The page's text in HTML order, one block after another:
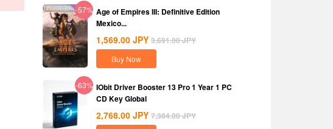
-57% Age of Empires III: Definitive Edition
Mexico...
1,569.00 JPY 3,691.00JPY
Buy Now
-63% IObit Driver Booster 13 Pro 1 Year 1 PC
CD Key Global
2,768.00 JPY 7,384.00JPY